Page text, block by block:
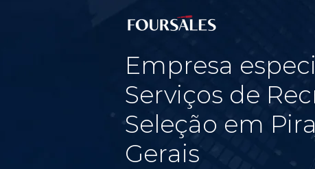
Empresa
Serviços de
Seleção em
Gerais